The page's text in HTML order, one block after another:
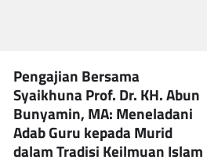
Pengajian Bersama
Syaikhuna Prof. Dr. KH. Abun
Bunyamin, MA: Meneladani
Adab Guru kepada Murid
dalam Tradisi Keilmuan Islam